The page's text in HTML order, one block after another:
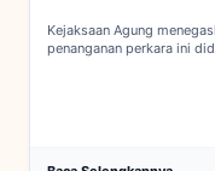
Kejaksaan Agung
penanganan perkara ini